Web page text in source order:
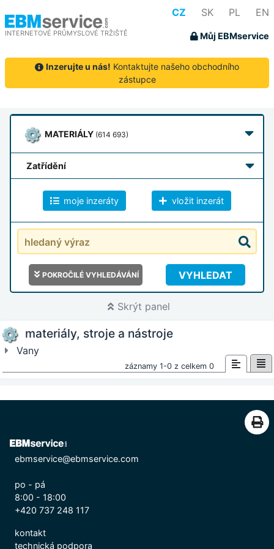
INTERNETOVÉ PRŮMYSLOVÉ TRŽIŠTĚ
CZ SK PL EN
Můj EBMservice
Inzerujte u nás! Kontaktujte našeho obchodního
zástupce
MATERIÁLY (614 693)
zatřídění
moje inzeráty vložit inzerát
POKROČILÉ VYHLEDÁVÁNÍ VYHLEDAT
Skrýt panel
materiály, stroje a nástroje
Vany
záznamy 1-0 z celkem 0
ebmservice@ebmservice.com
po - pá
8:00 - 18:00
+420 737 248 117
kontakt
technická podpora